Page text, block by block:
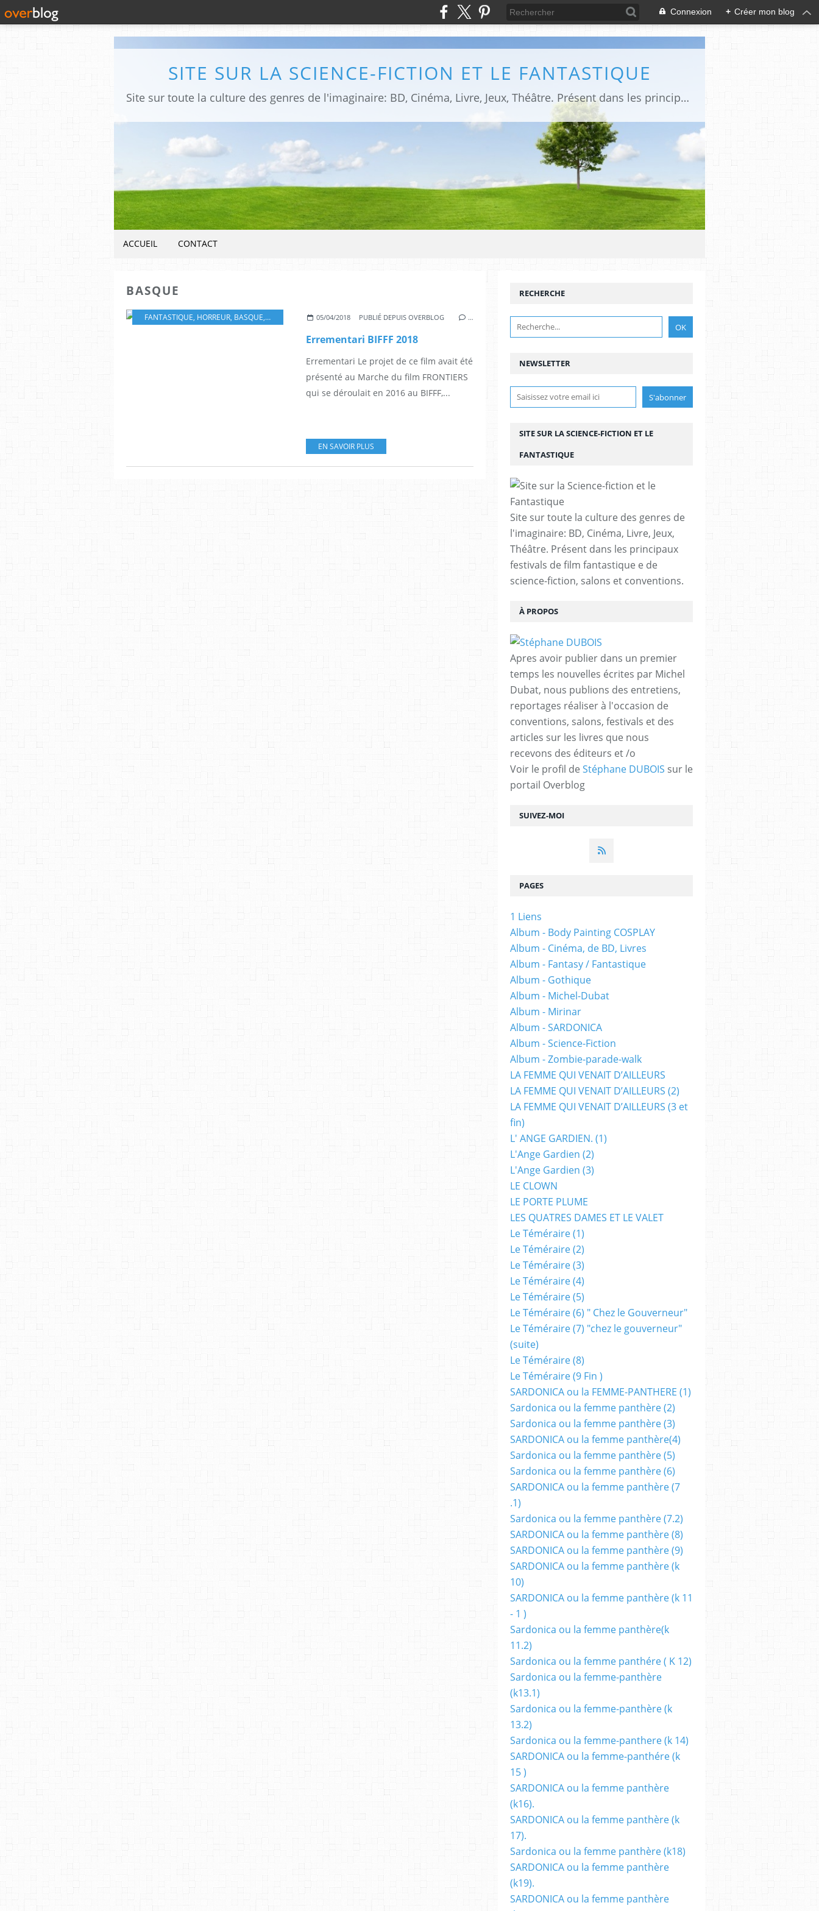
Connexion + Créer mon blog
SITE SUR LA SCIENCE-FICTION ET LE FANTASTIQUE
Site sur toute la culture des genres de l'imaginaire: BD, Cinéma, Livre, Jeux, Théâtre. Présent dans les principaux festivals de film fantastique e de science-fiction, salons et conventions.
ACCUEIL CONTACT
BASQUE
FANTASTIQUE, HORREUR, BASQUE, DEVIL DIABLE ,BIFFF BRUXELLES BELGIQUE,FESTIVAL FILMS
05/04/2018 PUBLIÉ DEPUIS OVERBLOG …
Errementari BIFFF 2018
Errementari Le projet de ce film avait été
présenté au Marche du film FRONTIERS
qui se déroulait en 2016 au BIFFF,...
EN SAVOIR PLUS
NEWSLETTER
SUIVEZ-MOI
RECHERCHE
SITE SUR LA SCIENCE-FICTION ET LE
FANTASTIQUE
Site sur toute la culture des genres de
l'imaginaire: BD, Cinéma, Livre, Jeux,
Théâtre. Présent dans les principaux
festivals de film fantastique e de
science-fiction, salons et conventions.
À PROPOS
Apres avoir publier dans un premier
temps les nouvelles écrites par Michel
Dubat, nous publions des entretiens,
reportages réaliser à l'occasion de
conventions, salons, festivals et des
articles sur les livres que nous
recevons des éditeurs et /o
Voir le profil de Stéphane DUBOIS sur le
portail Overblog
PAGES
1 Liens
Album - Body Painting COSPLAY
Album - Cinéma, de BD, Livres
Album - Fantasy / Fantastique
Album - Gothique
Album - Michel-Dubat
Album - Mirinar
Album - SARDONICA
Album - Science-Fiction
Album - Zombie-parade-walk
LA FEMME QUI VENAIT D’AILLEURS
LA FEMME QUI VENAIT D’AILLEURS (2)
LA FEMME QUI VENAIT D’AILLEURS (3 et
fin)
L' ANGE GARDIEN. (1)
L'Ange Gardien (2)
L'Ange Gardien (3)
LE CLOWN
LE PORTE PLUME
LES QUATRES DAMES ET LE VALET
Le Téméraire (1)
Le Téméraire (2)
Le Téméraire (3)
Le Téméraire (4)
Le Téméraire (5)
Le Téméraire (6) " Chez le Gouverneur"
Le Téméraire (7) "chez le gouverneur"
(suite)
Le Téméraire (8)
Le Téméraire (9 Fin )
SARDONICA ou la FEMME-PANTHERE (1)
Sardonica ou la femme panthère (2)
Sardonica ou la femme panthère (3)
SARDONICA ou la femme panthère(4)
Sardonica ou la femme panthère (5)
Sardonica ou la femme panthère (6)
SARDONICA ou la femme panthère (7
.1)
Sardonica ou la femme panthère (7.2)
SARDONICA ou la femme panthère (8)
SARDONICA ou la femme panthère (9)
SARDONICA ou la femme panthère (k
10)
SARDONICA ou la femme panthère (k 11
- 1 )
Sardonica ou la femme panthère(k
11.2)
Sardonica ou la femme panthére ( K 12)
Sardonica ou la femme-panthère
(k13.1)
Sardonica ou la femme-panthère (k
13.2)
Sardonica ou la femme-panthere (k 14)
SARDONICA ou la femme-panthére (k
15 )
SARDONICA ou la femme panthère
(k16).
SARDONICA ou la femme panthère (k
17).
Sardonica ou la femme panthère (k18)
SARDONICA ou la femme panthère
(k19).
SARDONICA ou la femme panthère